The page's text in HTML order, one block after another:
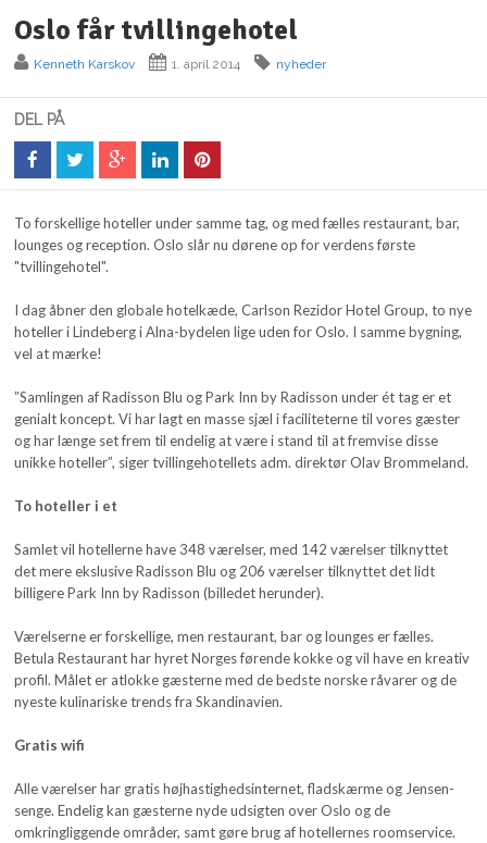
Oslo får tvillingehotel
Kenneth Karskov 1. april 2014 nyheder
DEL PÅ
To forskellige hoteller under samme tag, og med fælles restaurant, bar,
lounges og reception. Oslo slår nu dørene op for verdens første
"tvillingehotel".
I dag åbner den globale hotelkæde, Carlson Rezidor Hotel Group, to nye
hoteller i Lindeberg i Alna-bydelen lige uden for Oslo. I samme bygning,
vel at mærke!
”Samlingen af Radisson Blu og Park Inn by Radisson under ét tag er et
genialt koncept. Vi har lagt en masse sjæl i faciliteterne til vores gæster
og har længe set frem til endelig at være i stand til at fremvise disse
unikke hoteller”, siger tvillingehotellets adm. direktør Olav Brommeland.
To hoteller i et
Samlet vil hotellerne have 348 værelser, med 142 værelser tilknyttet
det mere ekslusive Radisson Blu og 206 værelser tilknyttet det lidt
billigere Park Inn by Radisson (billedet herunder).
Værelserne er forskellige, men restaurant, bar og lounges er fælles.
Betula Restaurant har hyret Norges førende kokke og vil have en kreativ
profil. Målet er atlokke gæsterne med de bedste norske råvarer og de
nyeste kulinariske trends fra Skandinavien.
Gratis wifi
Alle værelser har gratis højhastighedsinternet, fladskærme og Jensen-
senge. Endelig kan gæsterne nyde udsigten over Oslo og de
omkringliggende områder, samt gøre brug af hotellernes roomservice.